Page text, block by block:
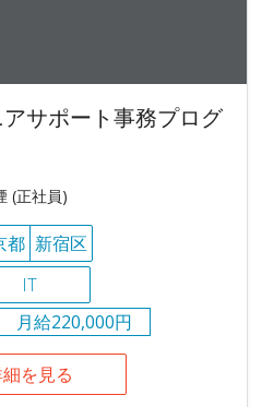
アサポート事務プログ
(正社員)
都 新宿区
IT
月給220,000円
を見る